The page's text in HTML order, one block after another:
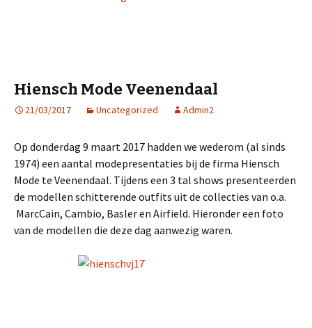
Hiensch Mode Veenendaal
21/03/2017 Uncategorized Admin2
Op donderdag 9 maart 2017 hadden we wederom (al sinds
1974) een aantal modepresentaties bij de firma Hiensch
Mode te Veenendaal. Tijdens een 3 tal shows presenteerden
de modellen schitterende outfits uit de collecties van o.a.
MarcCain, Cambio, Basler en Airfield. Hieronder een foto
van de modellen die deze dag aanwezig waren.